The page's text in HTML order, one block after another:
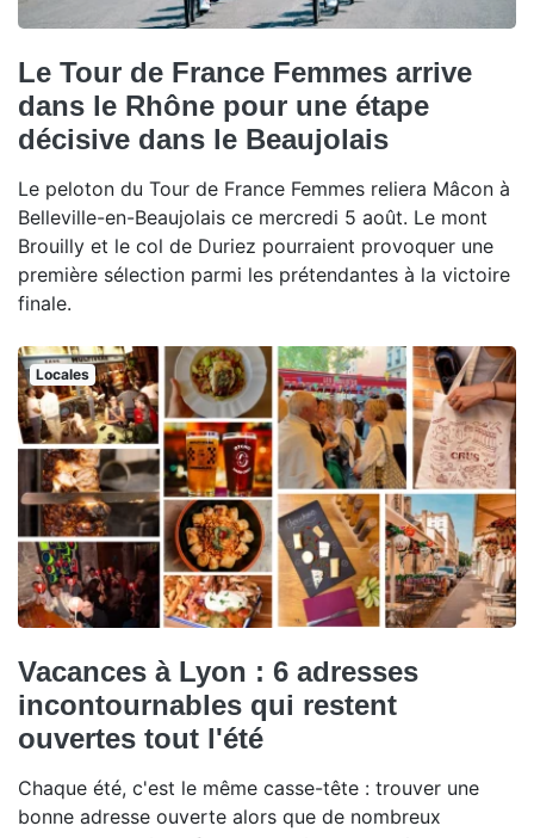
Le Tour de France Femmes arrive
dans le Rhône pour une étape
décisive dans le Beaujolais
Le peloton du Tour de France Femmes reliera Mâcon à
Belleville-en-Beaujolais ce mercredi 5 août. Le mont
Brouilly et le col de Duriez pourraient provoquer une
première sélection parmi les prétendantes à la victoire
finale.
Locales
Vacances à Lyon : 6 adresses
incontournables qui restent
ouvertes tout l'été
Chaque été, c'est le même casse-tête : trouver une
bonne adresse ouverte alors que de nombreux